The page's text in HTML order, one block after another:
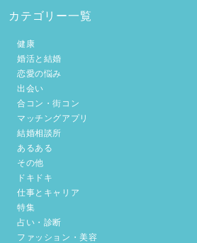
カテゴリー一覧
健康
婚活と結婚
恋愛の悩み
出会い
合コン・街コン
マッチングアプリ
結婚相談所
あるある
その他
ドキドキ
仕事とキャリア
特集
占い・診断
ファッション・美容